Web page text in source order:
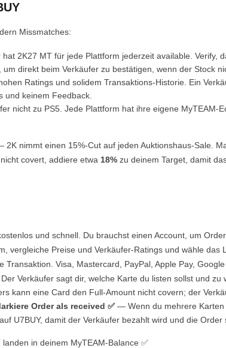
Missmatches:
2K27 MT für jede Plattform jederzeit available. Verify,
direkt beim Verkäufer zu bestätigen, wenn der Stock
Ratings und solidem Transaktions-Historie. Ein
und keinem Feedback.
nicht zu PS5. Jede Plattform hat ihre eigene MyTEAM-
nimmt einen 15%-Cut auf jeden Auktionshaus-Sale.
covert, addiere etwa 18% zu deinem Target, damit
und schnell. Du brauchst einen Account, um
vergleiche Preise und Verkäufer-Ratings und wähle das
Visa, Mastercard, PayPal, Apple Pay,
Verkäufer sagt dir, welche Karte du listen sollst und zu
eine Card den Full-Amount nicht covern; der
Order als received ✅ — Wenn du mehrere Karten
U7BUY, damit der Verkäufer bezahlt wird und die Order
in deinem MyTEAM-Balance ✅